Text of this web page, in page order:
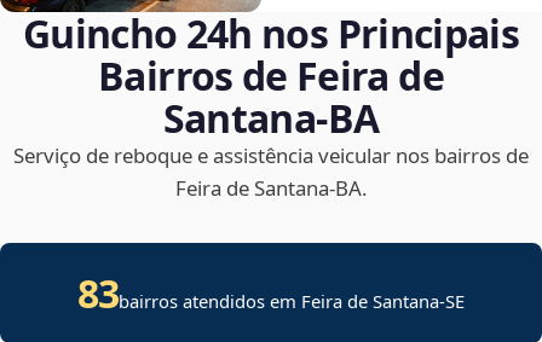
Guincho 24h nos Principais
Bairros de Feira de
Santana‑BA
Serviço de reboque e assistência veicular nos bairros de
Feira de Santana‑BA.
83bairros atendidos em Feira de Santana-SE